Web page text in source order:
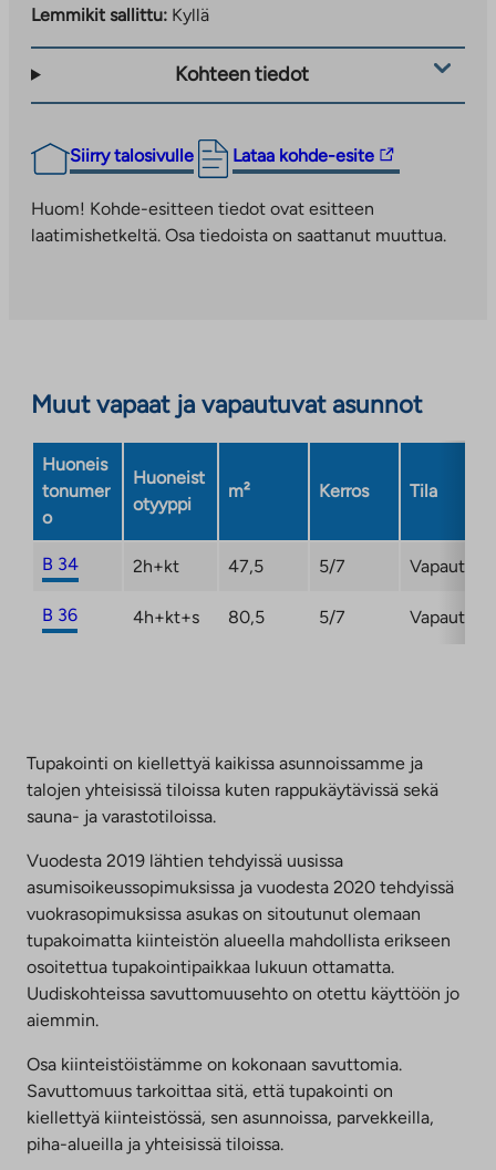
Lemmikit sallittu: Kyllä
Kohteen tiedot
Siirry talosivulle Lataa kohde-esite
Linkki
vie
ulkopuoliseen
palveluun.
Huom! Kohde-esitteen tiedot ovat esitteen
laatimishetkeltä. Osa tiedoista on saattanut muuttua.
Muut vapaat ja vapautuvat asunnot
Huoneis
tonumer
o
Huoneist
otyyppi
m² Kerros Tila
B 34 2h+kt 47,5 5/7
B 36 4h+kt+s 80,5 5/7
Tupakointi on kiellettyä kaikissa asunnoissamme ja
talojen yhteisissä tiloissa kuten rappukäytävissä sekä
sauna- ja varastotiloissa.
Vuodesta 2019 lähtien tehdyissä uusissa
asumisoikeussopimuksissa ja vuodesta 2020 tehdyissä
vuokrasopimuksissa asukas on sitoutunut olemaan
tupakoimatta kiinteistön alueella mahdollista erikseen
osoitettua tupakointipaikkaa lukuun ottamatta.
Uudiskohteissa savuttomuusehto on otettu käyttöön jo
aiemmin.
Osa kiinteistöistämme on kokonaan savuttomia.
Savuttomuus tarkoittaa sitä, että tupakointi on
kiellettyä kiinteistössä, sen asunnoissa, parvekkeilla,
piha-alueilla ja yhteisissä tiloissa.